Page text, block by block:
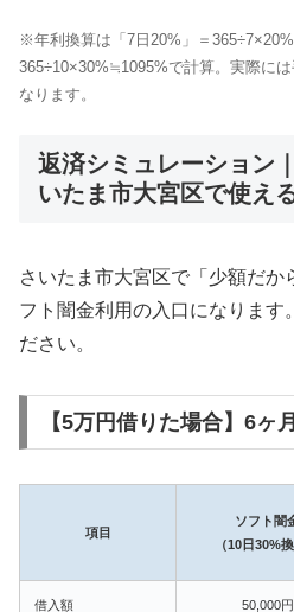
※年利換算は「7日20%」＝
365÷10×30%≒1095%で計算。実際に
なります。
返済シミュレーション
いたま市大宮区で使え
さいたま市大宮区で「少額だか
フト闇金利用の入口になります
ださい。
【5万円借りた場合】6ヶ
項目
ソフト闇
（10日30%換
借入額 50,000円